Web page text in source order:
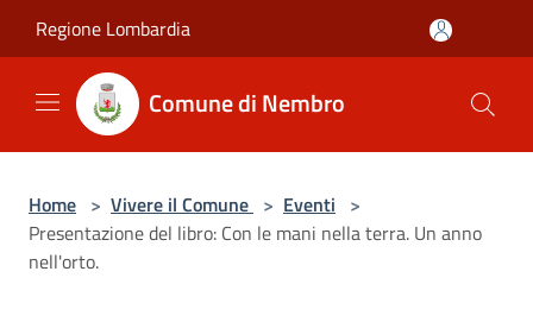
Regione Lombardia
Comune di Nembro
Home > Vivere il Comune > Eventi >
Presentazione del libro: Con le mani nella terra. Un anno
nell'orto.